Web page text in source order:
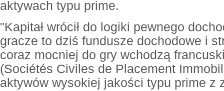
aktywach typu prime.
"Kapitał wrócił do logiki pewnego
gracze to dziś fundusze dochodowe i
coraz mocniej do gry wchodzą
(Sociétés Civiles de Placement
aktywów wysokiej jakości typu prime z